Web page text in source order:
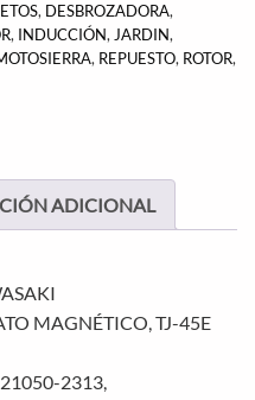
, DESBROZADORA,
, INDUCCIÓN, JARDIN,
, REPUESTO, ROTOR,
ADICIONAL
MAGNÉTICO, TJ-45E
2313,